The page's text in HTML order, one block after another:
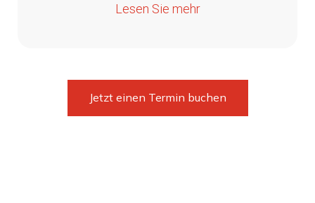
Lesen Sie mehr
Jetzt einen Termin buchen